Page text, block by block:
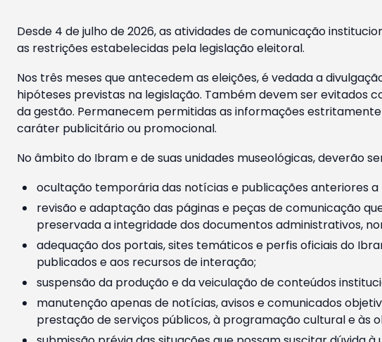
Desde 4 de julho de 2026, as atividades de comunicação
as restrições estabelecidas pela legislação eleitoral.
Nos três meses que antecedem as eleições, é vedada a
hipóteses previstas na legislação. Também devem ser evitados
da gestão. Permanecem permitidas as informações
caráter publicitário ou promocional.
No âmbito do Ibram e de suas unidades museológicas, deverão
ocultação temporária das notícias e publicações anteriores
revisão e adaptação das páginas e peças de comunicação
preservada a integridade dos documentos administrativos,
adequação dos portais, sites temáticos e perfis oficiais do
publicados e aos recursos de interação;
suspensão da produção e da veiculação de conteúdos
manutenção apenas de notícias, avisos e comunicados
prestação de serviços públicos, à programação cultural e às